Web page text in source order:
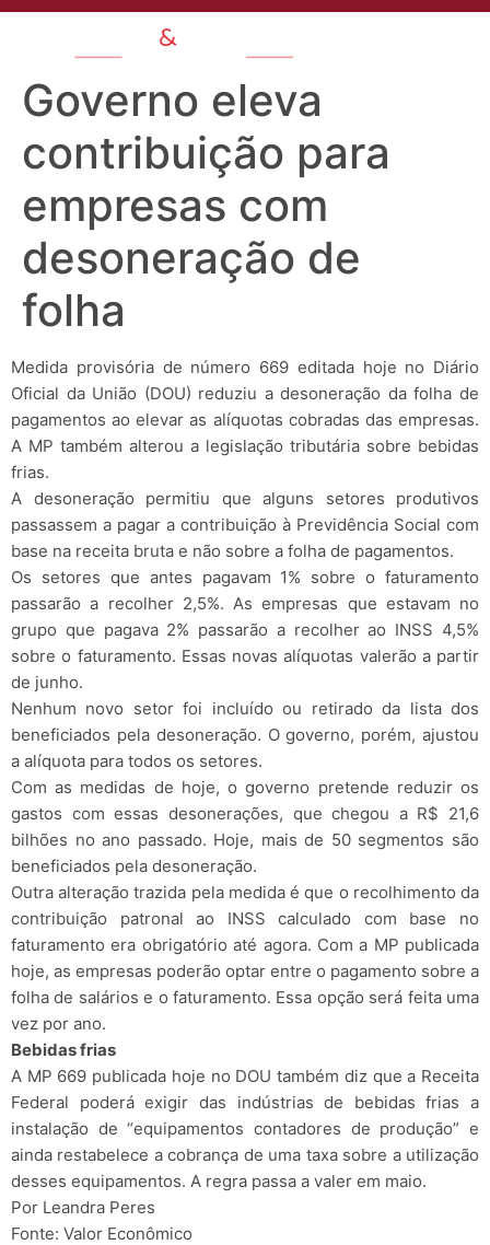
Governo eleva
contribuição para
empresas com
desoneração de
folha
Medida provisória de número 669 editada hoje no Diário
Oficial da União (DOU) reduziu a desoneração da folha de
pagamentos ao elevar as alíquotas cobradas das empresas.
A MP também alterou a legislação tributária sobre bebidas
frias.
A desoneração permitiu que alguns setores produtivos
passassem a pagar a contribuição à Previdência Social com
base na receita bruta e não sobre a folha de pagamentos.
Os setores que antes pagavam 1% sobre o faturamento
passarão a recolher 2,5%. As empresas que estavam no
grupo que pagava 2% passarão a recolher ao INSS 4,5%
sobre o faturamento. Essas novas alíquotas valerão a partir
de junho.
Nenhum novo setor foi incluído ou retirado da lista dos
beneficiados pela desoneração. O governo, porém, ajustou
a alíquota para todos os setores.
Com as medidas de hoje, o governo pretende reduzir os
gastos com essas desonerações, que chegou a R$ 21,6
bilhões no ano passado. Hoje, mais de 50 segmentos são
beneficiados pela desoneração.
Outra alteração trazida pela medida é que o recolhimento da
contribuição patronal ao INSS calculado com base no
faturamento era obrigatório até agora. Com a MP publicada
hoje, as empresas poderão optar entre o pagamento sobre a
folha de salários e o faturamento. Essa opção será feita uma
vez por ano.
Bebidas frias
A MP 669 publicada hoje no DOU também diz que a Receita
Federal poderá exigir das indústrias de bebidas frias a
instalação de “equipamentos contadores de produção” e
ainda restabelece a cobrança de uma taxa sobre a utilização
desses equipamentos. A regra passa a valer em maio.
Por Leandra Peres
Fonte: Valor Econômico